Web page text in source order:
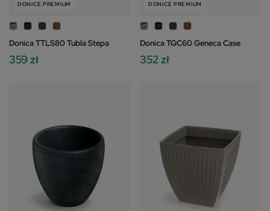
DONICE PREMIUM
Donica TTLS80 Tubla Stepa
359 zł
DONICE PREMIUM
Donica TGC60 Geneca Case
352 zł